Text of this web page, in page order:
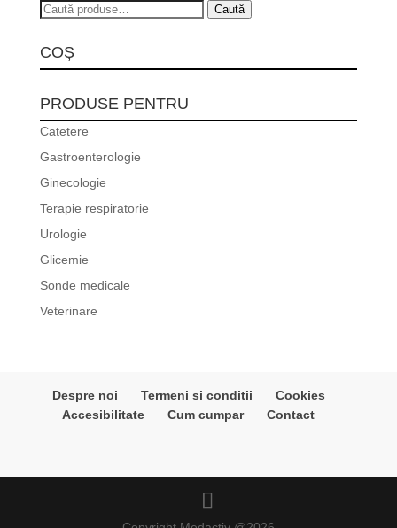
Caută
Caută
COȘ
PRODUSE PENTRU
Catetere
Gastroenterologie
Ginecologie
Terapie respiratorie
Urologie
Glicemie
Sonde medicale
Veterinare
Despre noi Termeni si conditii
Cookies
Accesibilitate
Cum cumpar Contact